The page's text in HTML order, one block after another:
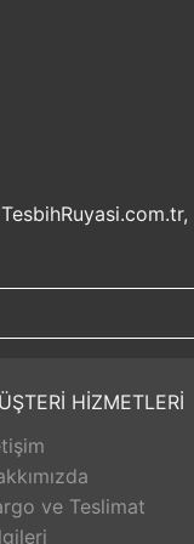
deneyiminizi
ürünü
olmadan
sunar. Ürünlerle
her
keyifli bir
HİZMETLERİ
ve Teslimat